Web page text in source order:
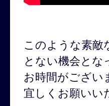
このような素敵
とない機会とな
お時間がござい
宜しくお願いい